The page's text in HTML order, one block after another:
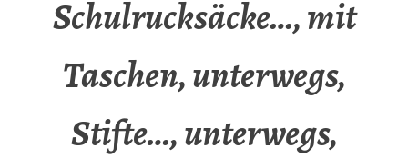
Schulrucksäcke…, mit
Taschen, unterwegs,
Stifte…, unterwegs,